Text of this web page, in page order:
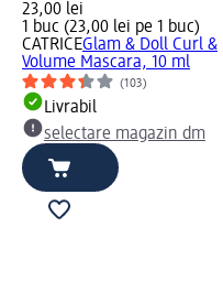
23,00 lei
1 buc (23,00 lei pe 1 buc)
CATRICEGlam & Doll Curl &
Volume Mascara, 10 ml
(103)
Livrabil
selectare magazin dm